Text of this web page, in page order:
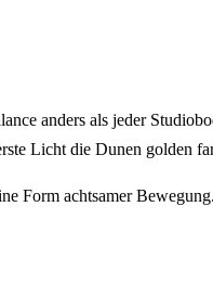
anders als jeder
Licht die Dunen golden
Form achtsamer Bewegung.